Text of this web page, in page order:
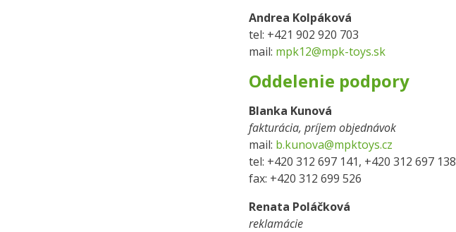
Andrea Kolpáková
tel: +421 902 920 703
mail: mpk12@mpk-toys.sk
Oddelenie podpory
Blanka Kunová
fakturácia, príjem objednávok
mail: b.kunova@mpktoys.cz
tel: +420 312 697 141, +420 312 697 138
fax: +420 312 699 526
Renata Poláčková
reklamácie